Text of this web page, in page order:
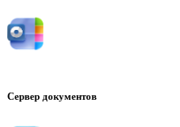
Сервер документов